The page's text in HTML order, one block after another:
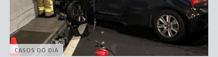
CASOS DO DIA